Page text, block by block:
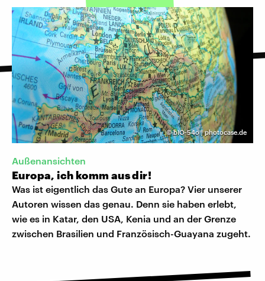
©bIO-54o | photocase.de
Außenansichten
Europa, ich komm aus dir!
Was ist eigentlich das Gute an Europa? Vier unserer
Autoren wissen das genau. Denn sie haben erlebt,
wie es in Katar, den USA, Kenia und an der Grenze
zwischen Brasilien und Französisch-Guayana zugeht.